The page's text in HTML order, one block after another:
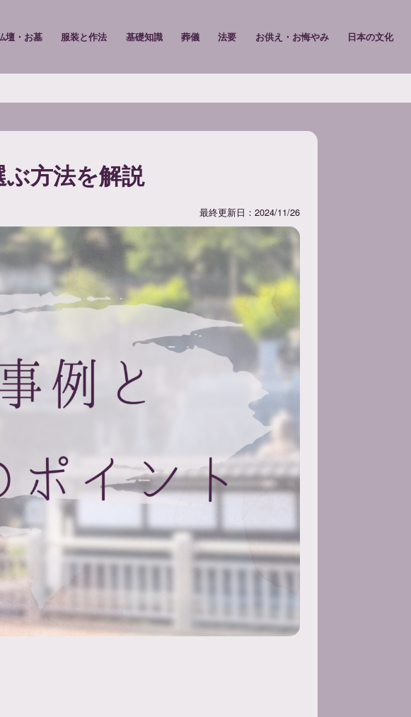
壇・お墓 服装と作法 基礎知識 葬儀 法要 お供え・お悔やみ 日本の文化
方法を解説
最終更新日：2024/11/26